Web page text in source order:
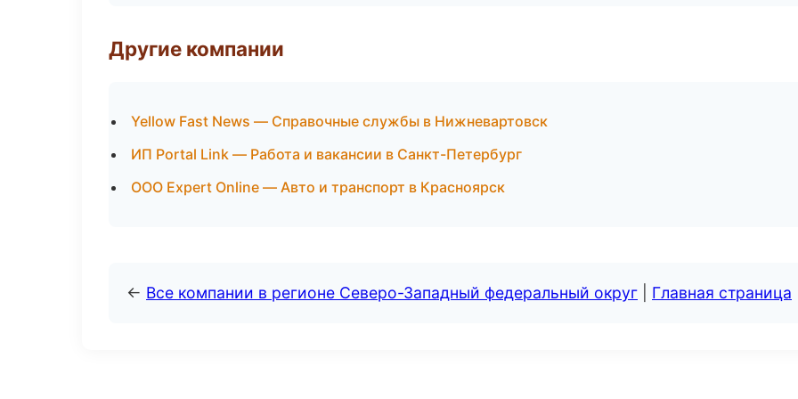
Другие компании
Yellow Fast News — Справочные службы в Нижневартовск
ИП Portal Link — Работа и вакансии в Санкт-Петербург
ООО Expert Online — Авто и транспорт в Красноярск
← Все компании в регионе Северо-Западный федеральный округ Главная страница